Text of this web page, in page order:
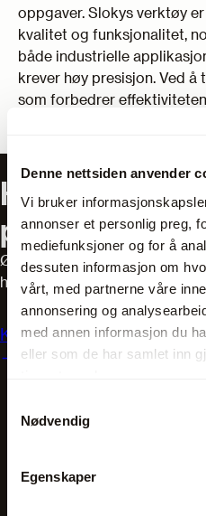
Denne nettsiden anvender
Vi bruker
annonser et personlig preg,
mediefunksjoner og for å
dessuten informasjon om
vårt, med partnerne våre
annonsering og
med annen informasjon du
eller som de har samlet inn
Nødvendig
Egenskaper
oppgaver. Slokys verktøy
kvalitet og funksjonalitet,
både industrielle
krever høy presisjon. Ved
som forbedrer
Har du
produkter?
Ønsker du hjelp til å finne
har mange års erfaring og er
Kontakt oss